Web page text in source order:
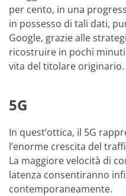
per cento, in una
in possesso di tali dati,
Google, grazie alle
ricostruire in pochi minuti
vita del titolare originario.
5G
In quest’ottica, il 5G
l’enorme crescita del
La maggiore velocità di
latenza consentiranno
contemporaneamente.